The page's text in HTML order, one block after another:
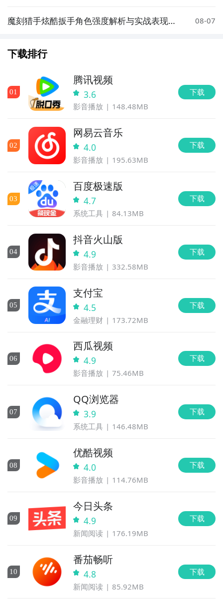
魔刻猎手炫酷扳手角色强度解析与实战表现评
08-07
下载排行
01
腾讯视频
3.6
影音播放 148.48MB
下载
02
网易云音乐
4.0
影音播放 195.63MB
下载
03
百度极速版
4.7
系统工具 84.13MB
下载
04
抖音火山版
4.9
影音播放 332.58MB
下载
05
支付宝
4.5
金融理财 173.72MB
下载
06
西瓜视频
4.9
影音播放 75.46MB
下载
07
QQ浏览器
3.9
系统工具 146.48MB
下载
08
优酷视频
4.0
影音播放 114.76MB
下载
09
今日头条
4.9
新闻阅读 176.19MB
下载
10
番茄畅听
4.8
新闻阅读 85.92MB
下载